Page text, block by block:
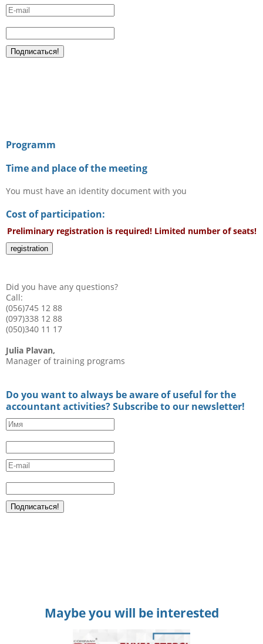
Programm
Time and place of the meeting
You must have an identity document with you
Cost of participation:
Preliminary registration is required! Limited number of seats!
registration
Did you have any questions?
Call:
(056)745 12 88
(097)338 12 88
(050)340 11 17
Julia Plavan,
Manager of training programs
Do you want to always be aware of useful for the
accountant activities? Subscribe to our newsletter!
Maybe you will be interested